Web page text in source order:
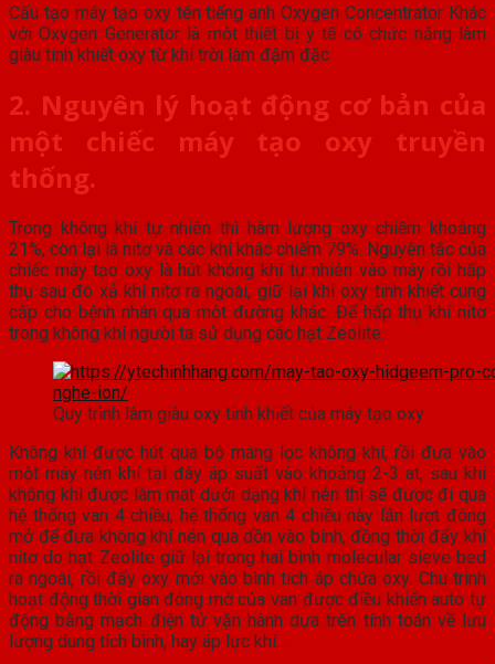
Cấu tạo máy tạo oxy tên tiếng anh Oxygen Concentrator Khác
với Oxygen Generator là một thiết bị y tế có chức năng làm
giàu tinh khiết oxy từ khí trời làm đậm đặc
2. Nguyên lý hoạt động cơ bản của
một chiếc máy tạo oxy truyền
thống.
Trong không khí tự nhiên thì hàm lượng oxy chiếm khoảng
21%, còn lại là nitơ và các khí khác chiếm 79%. Nguyên tắc của
chiếc máy tạo oxy là hút không khí tự nhiên vào máy rồi hấp
thụ sau đó xả khí nitơ ra ngoài, giữ lại khí oxy tinh khiết cung
cấp cho bệnh nhân qua một đường khác. Để hấp thụ khí nitơ
trong không khí người ta sử dụng các hạt Zeolite.
Quy trình làm giàu oxy tinh khiết của máy tạo oxy
Không khí được hút qua bộ màng lọc không khí, rồi đưa vào
một máy nén khí tại đây áp suất vào khoảng 2-3 at, sau khi
không khí được làm mát dưới dạng khí nén thì sẽ được đi qua
hệ thống van 4 chiều, hệ thống van 4 chiều này lần lượt đóng
mở để đưa không khí nén qua dồn vào bình, đồng thời đẩy khí
nitơ do hạt Zeolite giữ lại trong hai bình molecular sieve bed
ra ngoài, rồi đẩy oxy mới vào bình tích áp chứa oxy. Chu trình
hoạt động thời gian đóng mở của van được điều khiển auto tự
động bằng mạch điện tử vận hành dựa trên tính toán về lưu
lượng dung tích bình, hay áp lực khí…